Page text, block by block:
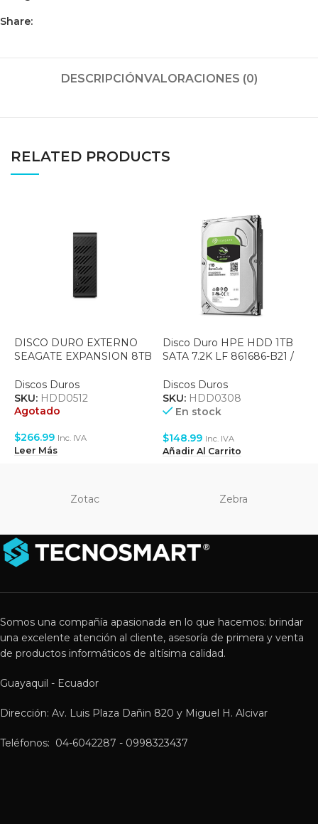
Share:
DESCRIPCIÓN VALORACIONES (0)
RELATED PRODUCTS
DISCO DURO EXTERNO
SEAGATE EXPANSION 8TB
DATA RECOVERY
SERVICES (STKP8000400)
Discos Duros
SKU: HDD0512
Agotado
$266.99 Inc. IVA
Leer Más
Disco Duro HPE HDD 1TB
SATA 7.2K LF 861686-B21 /
Discos Duros
SKU: HDD0308
En stock
$148.99 Inc. IVA
Añadir Al Carrito
Zotac Zebra
Somos una compañía apasionada en lo que hacemos: brindar
una excelente atención al cliente, asesoría de primera y venta
de productos informáticos de altísima calidad.
Guayaquil - Ecuador
Dirección: Av. Luis Plaza Dañin 820 y Miguel H. Alcivar
Teléfonos: 04-6042287 - 0998323437